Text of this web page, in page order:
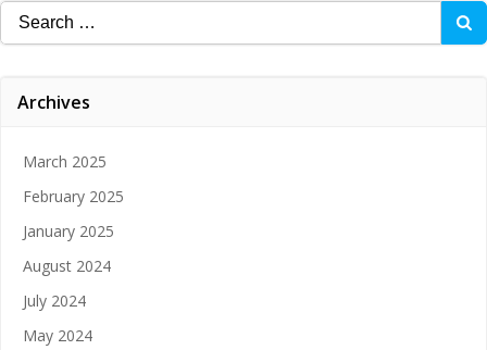
Search
for:
Archives
March 2025
February 2025
January 2025
August 2024
July 2024
May 2024